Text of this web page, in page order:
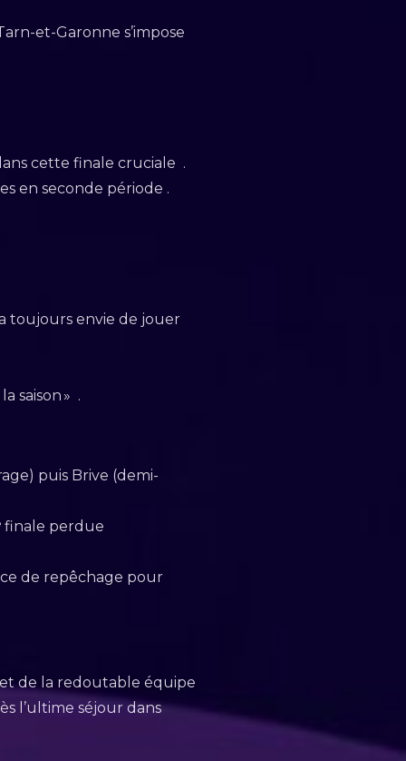
et-Garonne s’impose
cette finale cruciale .
en seconde période .
a toujours envie de jouer
saison » .
puis Brive (demi-
finale perdue
de repêchage pour
de la redoutable équipe
l’ultime séjour dans